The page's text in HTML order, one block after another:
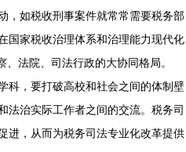
，如税收刑事案件就常常需要税务部
国家税收治理体系和治理能力现代化
法院、司法行政的大协同格局。
，要打破高校和社会之间的体制壁
法治实际工作者之间的交流。税务司
进，从而为税务司法专业化改革提供